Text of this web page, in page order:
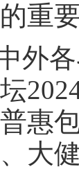
重
外
惠
大